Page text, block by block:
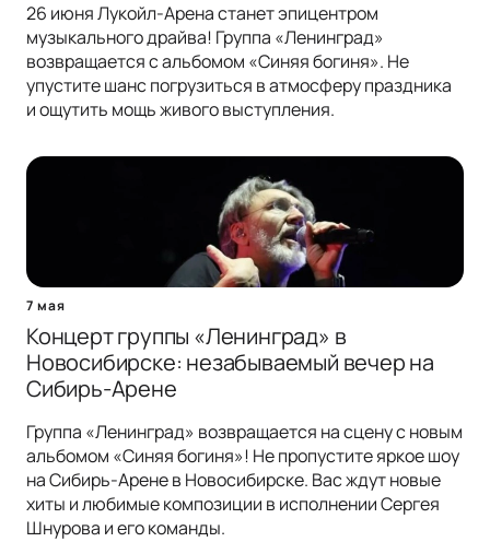
26 июня Лукойл-Арена станет эпицентром
музыкального драйва! Группа «Ленинград»
возвращается с альбомом «Синяя богиня». Не
упустите шанс погрузиться в атмосферу праздника
и ощутить мощь живого выступления.
7 мая
Концерт группы «Ленинград» в
Новосибирске: незабываемый вечер на
Сибирь-Арене
Группа «Ленинград» возвращается на сцену с новым
альбомом «Синяя богиня»! Не пропустите яркое шоу
на Сибирь-Арене в Новосибирске. Вас ждут новые
хиты и любимые композиции в исполнении Сергея
Шнурова и его команды.